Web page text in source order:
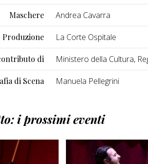
Maschere Andrea Cavarra
Produzione La Corte Ospitale
di Ministero della Cultura,
di Scena Manuela Pellegrini
i prossimi eventi